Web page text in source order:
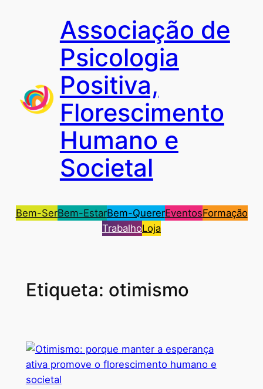
Associação de
Psicologia
Positiva,
Florescimento
Humano e
Societal
Bem-SerBem-EstarBem-QuererEventosFormação
TrabalhoLoja
Etiqueta: otimismo